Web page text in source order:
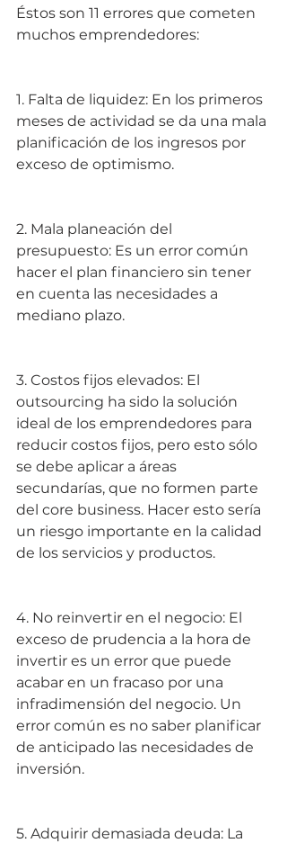
Éstos son 11 errores que cometen
muchos emprendedores:
1. Falta de liquidez: En los primeros
meses de actividad se da una mala
planificación de los ingresos por
exceso de optimismo.
2. Mala planeación del
presupuesto: Es un error común
hacer el plan financiero sin tener
en cuenta las necesidades a
mediano plazo.
3. Costos fijos elevados: El
outsourcing ha sido la solución
ideal de los emprendedores para
reducir costos fijos, pero esto sólo
se debe aplicar a áreas
secundarías, que no formen parte
del core business. Hacer esto sería
un riesgo importante en la calidad
de los servicios y productos.
4. No reinvertir en el negocio: El
exceso de prudencia a la hora de
invertir es un error que puede
acabar en un fracaso por una
infradimensión del negocio. Un
error común es no saber planificar
de anticipado las necesidades de
inversión.
5. Adquirir demasiada deuda: La